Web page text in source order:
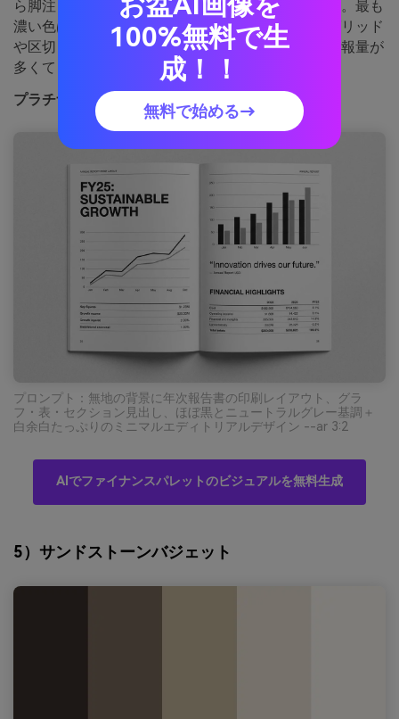
ら脚注まで情報が密集する文書で真価を発揮します。最も
濃い色は見出しやグラフラベルに、淡いグレーはグリッド
や区切り線に。ポイント：余白を十分取ることで情報量が
多くても落ち着いたレイアウトに仕上がります。
プラチナステートメントの画像例（media.io生成）
プロンプト：無地の背景に年次報告書の印刷レイアウト、グラ
フ・表・セクション見出し、ほぼ黒とニュートラルグレー基調＋
白余白たっぷりのミニマルエディトリアルデザイン --ar 3:2
AIでファイナンスパレットのビジュアルを無料生成
5）サンドストーンバジェット
100%無料で生
成！！
無料で始める→